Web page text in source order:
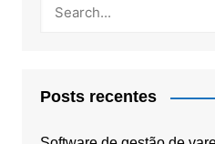
Posts recentes